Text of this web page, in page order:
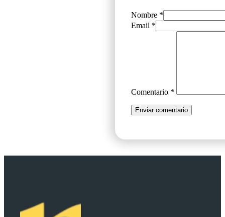
Nombre *
Email *
Comentario *